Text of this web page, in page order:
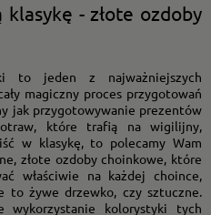
- złote ozdoby
to jeden z najważniejszych
magiczny proces przygotowań
jak przygotowywanie prezentów
które trafią na wigilijny,
w klasykę, to polecamy Wam
złote ozdoby choinkowe, które
właściwie na każdej choince,
to żywe drzewko, czy sztuczne.
kolorystyki tych